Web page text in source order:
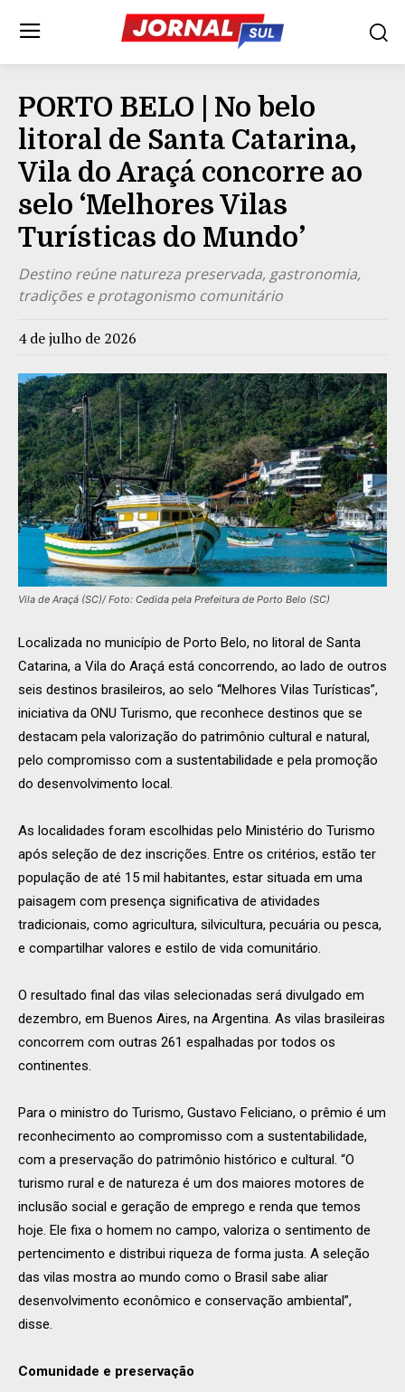
PORTO BELO | No belo
litoral de Santa Catarina,
Vila do Araçá concorre ao
selo ‘Melhores Vilas
Turísticas do Mundo’
Destino reúne natureza preservada, gastronomia,
tradições e protagonismo comunitário
4 de julho de 2026
Vila de Araçá (SC)/ Foto: Cedida pela Prefeitura de Porto Belo (SC)
Localizada no município de Porto Belo, no litoral de Santa
Catarina, a Vila do Araçá está concorrendo, ao lado de outros
seis destinos brasileiros, ao selo “Melhores Vilas Turísticas”,
iniciativa da ONU Turismo, que reconhece destinos que se
destacam pela valorização do patrimônio cultural e natural,
pelo compromisso com a sustentabilidade e pela promoção
do desenvolvimento local.
As localidades foram escolhidas pelo Ministério do Turismo
após seleção de dez inscrições. Entre os critérios, estão ter
população de até 15 mil habitantes, estar situada em uma
paisagem com presença significativa de atividades
tradicionais, como agricultura, silvicultura, pecuária ou pesca,
e compartilhar valores e estilo de vida comunitário.
O resultado final das vilas selecionadas será divulgado em
dezembro, em Buenos Aires, na Argentina. As vilas brasileiras
concorrem com outras 261 espalhadas por todos os
continentes.
Para o ministro do Turismo, Gustavo Feliciano, o prêmio é um
reconhecimento ao compromisso com a sustentabilidade,
com a preservação do patrimônio histórico e cultural. “O
turismo rural e de natureza é um dos maiores motores de
inclusão social e geração de emprego e renda que temos
hoje. Ele fixa o homem no campo, valoriza o sentimento de
pertencimento e distribui riqueza de forma justa. A seleção
das vilas mostra ao mundo como o Brasil sabe aliar
desenvolvimento econômico e conservação ambiental”,
disse.
Comunidade e preservação